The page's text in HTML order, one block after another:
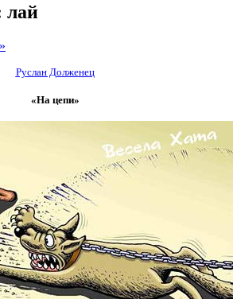
лай
Руслан Долженец
«На цепи»